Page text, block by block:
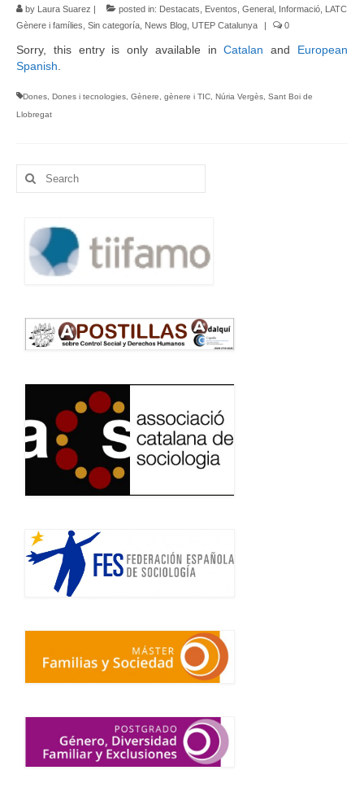
by Laura Suarez | posted in: Destacats Eventos General Informació LATC
Gènere i famílies Sin categoría News Blog UTEP Catalunya | 0
Sorry, this entry is only available inCatalan and European
Spanish
Dones Dones i tecnologies Gènere gènere i TIC Núria Vergès Sant Boi de
Llobregat
Search
for: